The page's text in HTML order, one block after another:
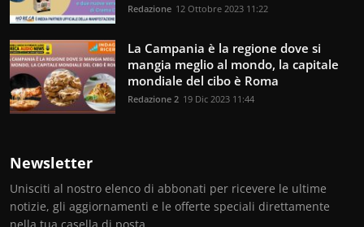
Redazione 12 Ottobre 2023 11:22
La Campania è la regione dove si
mangia meglio al mondo, la capitale
mondiale del cibo è Roma
Redazione 2 19 Dic 2023 11:44
Newsletter
Unisciti al nostro elenco di abbonati per ricevere le ultime
notizie, gli aggiornamenti e le offerte speciali direttamente